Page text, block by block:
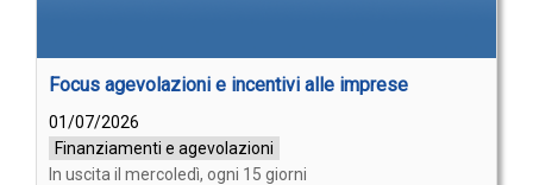
Focus agevolazioni e incentivi alle imprese
01/07/2026
Finanziamenti e agevolazioni
In uscita il mercoledì, ogni 15 giorni